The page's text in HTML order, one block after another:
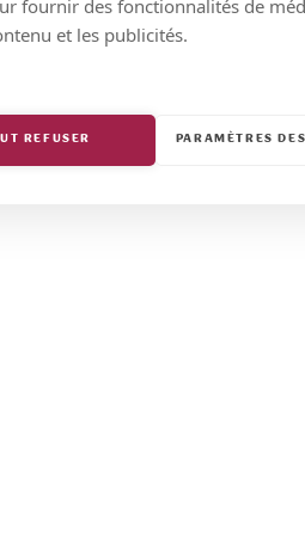
fournir des fonctionnalités de
et les publicités.
REFUSER PARAMÈTRES